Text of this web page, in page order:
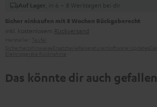
Auf Lager , in 6 – 8 Werktagen bei dir
Sicher einkaufen mit 8 Wochen Rückgaberecht
inkl. kostenlosem Rückversand
Das könnte dir auch gefallen